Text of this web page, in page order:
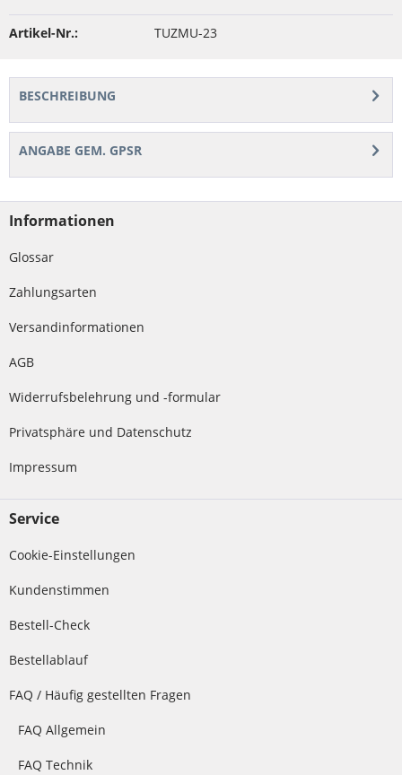
Artikel-Nr.: TUZMU-23
BESCHREIBUNG
ANGABE GEM. GPSR
Informationen
Glossar
Zahlungsarten
Versandinformationen
AGB
Widerrufsbelehrung und -formular
Privatsphäre und Datenschutz
Impressum
Service
Cookie-Einstellungen
Kundenstimmen
Bestell-Check
Bestellablauf
FAQ / Häufig gestellten Fragen
FAQ Allgemein
FAQ Technik